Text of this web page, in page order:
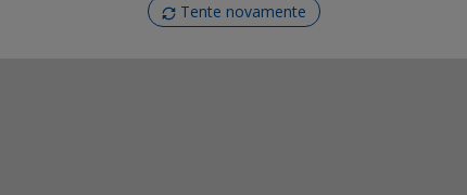
Tente novamente